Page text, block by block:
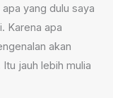
yang dulu saya
Karena apa
akan
jauh lebih mulia